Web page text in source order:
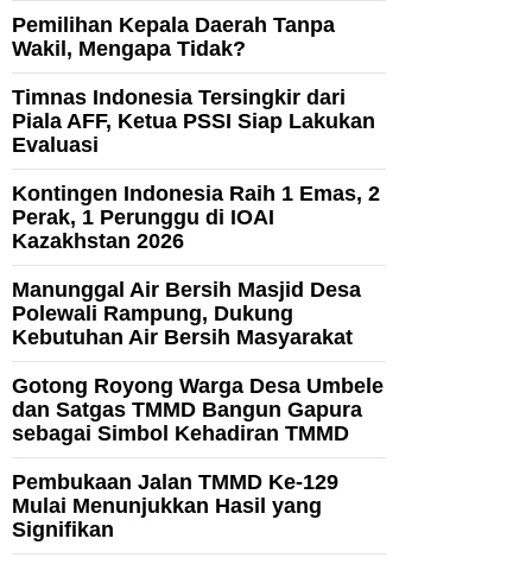
Pemilihan Kepala Daerah Tanpa
Wakil, Mengapa Tidak?
Timnas Indonesia Tersingkir dari
Piala AFF, Ketua PSSI Siap Lakukan
Evaluasi
Kontingen Indonesia Raih 1 Emas, 2
Perak, 1 Perunggu di IOAI
Kazakhstan 2026
Manunggal Air Bersih Masjid Desa
Polewali Rampung, Dukung
Kebutuhan Air Bersih Masyarakat
Gotong Royong Warga Desa Umbele
dan Satgas TMMD Bangun Gapura
sebagai Simbol Kehadiran TMMD
Pembukaan Jalan TMMD Ke-129
Mulai Menunjukkan Hasil yang
Signifikan